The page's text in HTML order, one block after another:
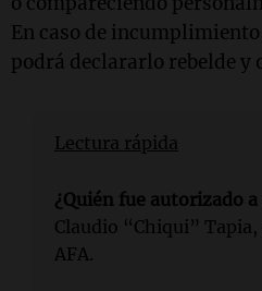
En caso de
podrá declararlo rebelde y
Lectura rápida
¿Quién fue autorizado
Claudio “Chiqui”
AFA.